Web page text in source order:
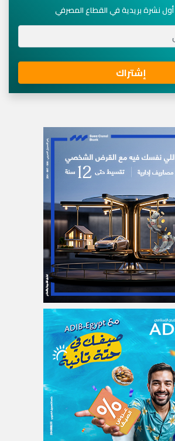
نشرة بريدية في القطاع المصرفي